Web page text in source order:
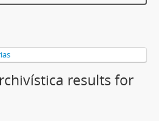
results for